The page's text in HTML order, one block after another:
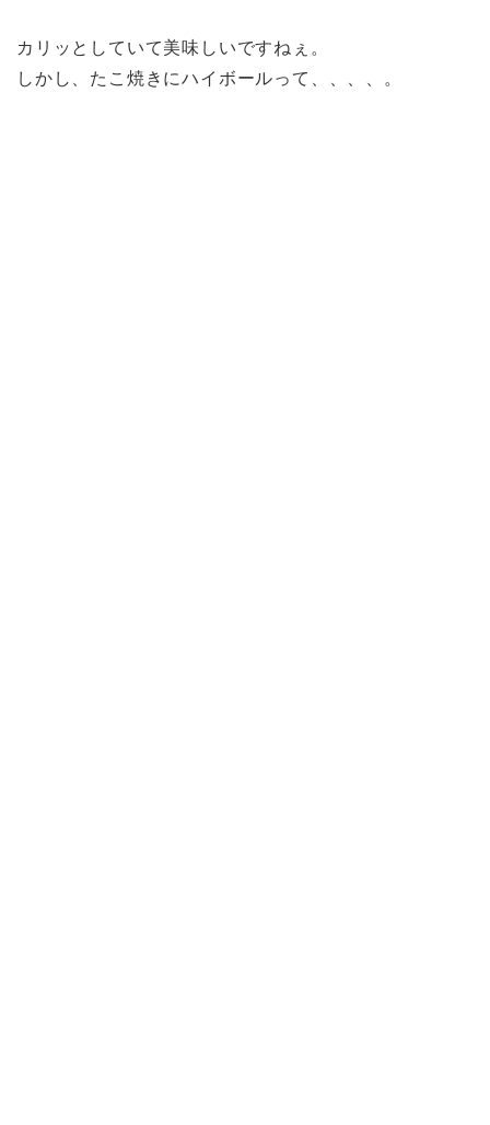
カリッとしていて美味しいですねぇ。
しかし、たこ焼きにハイボールって、、、、。